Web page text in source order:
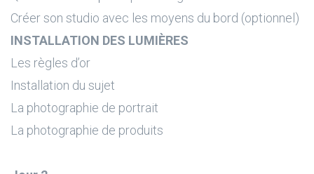
Créer son studio avec les moyens du bord (optionnel)
INSTALLATION DES LUMIÈRES
Les règles d’or
Installation du sujet
La photographie de portrait
La photographie de produits